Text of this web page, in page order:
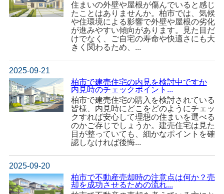
住まいの外壁や屋根が傷んでいると感じ
たことはありませんか。柏市では、気候
や住環境による影響で外壁や屋根の劣化
が進みやすい傾向があります。見た目だ
けでなく、ご自宅の寿命や快適さにも大
きく関わるため、...
2025-09-21
柏市で建売住宅の内見を検討中ですか
内見時のチェックポイント...
柏市で建売住宅の購入を検討されている
皆様、内見時にどこをどのようにチェッ
クすれば安心して理想の住まいを選べる
のかご存じでしょうか。建売住宅は見た
目が整っていても、細かなポイントを確
認しなければ後悔...
2025-09-20
柏市で不動産売却時の注意点は何か？売
却を成功させるための流れ...